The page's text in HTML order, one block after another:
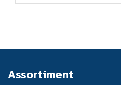
Assortiment